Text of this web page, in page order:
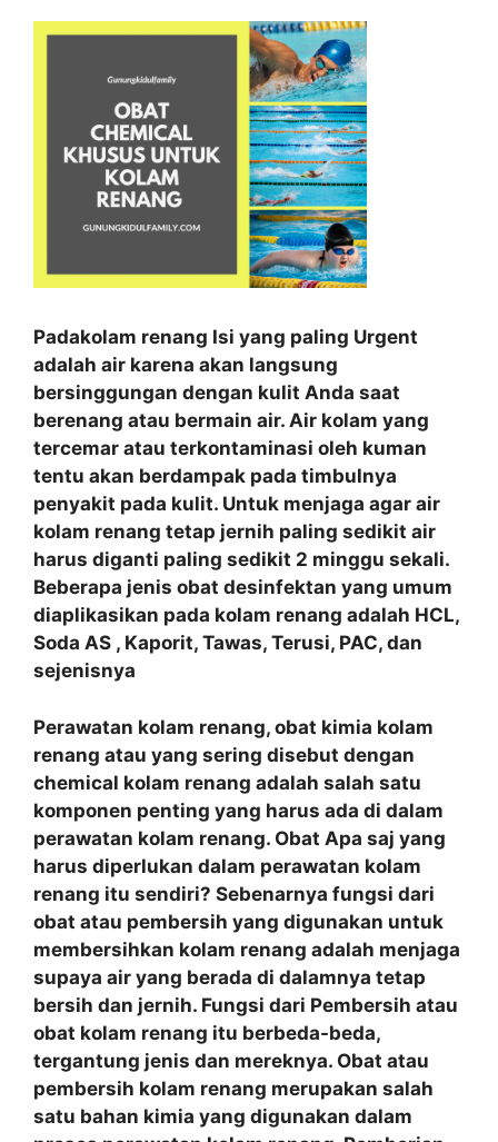
Padakolam renang Isi yang paling Urgent
adalah air karena akan langsung
bersinggungan dengan kulit Anda saat
berenang atau bermain air. Air kolam yang
tercemar atau terkontaminasi oleh kuman
tentu akan berdampak pada timbulnya
penyakit pada kulit. Untuk menjaga agar air
kolam renang tetap jernih paling sedikit air
harus diganti paling sedikit 2 minggu sekali.
Beberapa jenis obat desinfektan yang umum
diaplikasikan pada kolam renang adalah HCL,
Soda AS , Kaporit, Tawas, Terusi, PAC, dan
sejenisnya
Perawatan kolam renang, obat kimia kolam
renang atau yang sering disebut dengan
chemical kolam renang adalah salah satu
komponen penting yang harus ada di dalam
perawatan kolam renang. Obat Apa saj yang
harus diperlukan dalam perawatan kolam
renang itu sendiri? Sebenarnya fungsi dari
obat atau pembersih yang digunakan untuk
membersihkan kolam renang adalah menjaga
supaya air yang berada di dalamnya tetap
bersih dan jernih. Fungsi dari Pembersih atau
obat kolam renang itu berbeda-beda,
tergantung jenis dan mereknya. Obat atau
pembersih kolam renang merupakan salah
satu bahan kimia yang digunakan dalam